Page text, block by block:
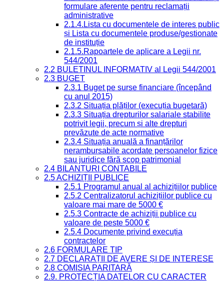
formulare aferente pentru reclamații
administrative
2.1.4.Lista cu documentele de interes public
și Lista cu documentele produse/gestionate
de instituție
2.1.5.Rapoartele de aplicare a Legii nr.
544/2001
2.2 BULETINUL INFORMATIV al Legii 544/2001
2.3 BUGET
2.3.1 Buget pe surse financiare (începând
cu anul 2015)
2.3.2 Situația plăților (execuția bugetară)
2.3.3 Situația drepturilor salariale stabilite
potrivit legii, precum și alte drepturi
prevăzute de acte normative
2.3.4 Situația anuală a finanțărilor
nerambursabile acordate persoanelor fizice
sau juridice fără scop patrimonial
2.4 BILANȚURI CONTABILE
2.5 ACHIZIȚII PUBLICE
2.5.1 Programul anual al achizițiilor publice
2.5.2 Centralizatorul achizițiilor publice cu
valoare mai mare de 5000 €
2.5.3 Contracte de achiziții publice cu
valoare de peste 5000 €
2.5.4 Documente privind execuția
contractelor
2.6 FORMULARE TIP
2.7 DECLARAȚII DE AVERE ȘI DE INTERESE
2.8 COMISIA PARITARĂ
2.9. PROTECȚIA DATELOR CU CARACTER